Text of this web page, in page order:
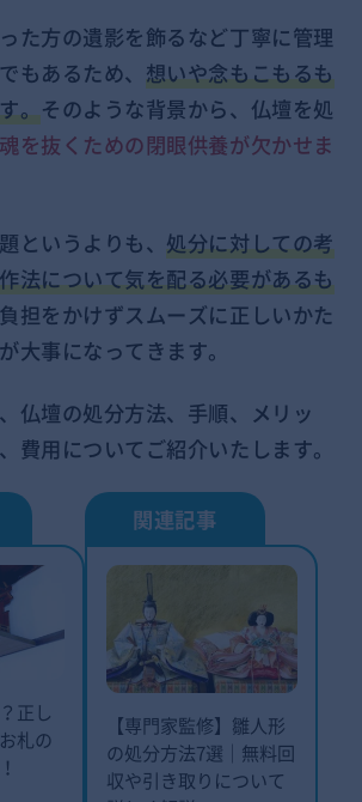
た方の遺影を飾るなど丁寧に管理
もあるため、 想いや念もこもるも
。そのような背景から、仏壇を処
魂を抜くための閉眼供養が欠かせま
というよりも、処分に対しての考
法について気を配る必要があるも
負担をかけずスムーズに正しいかた
大事になってきます。
仏壇の処分方法、手順、メリッ
費用についてご紹介いたします。
正し
札の
【専門家監修】雛人形
の処分方法7選｜無料回
収や引き取りについて